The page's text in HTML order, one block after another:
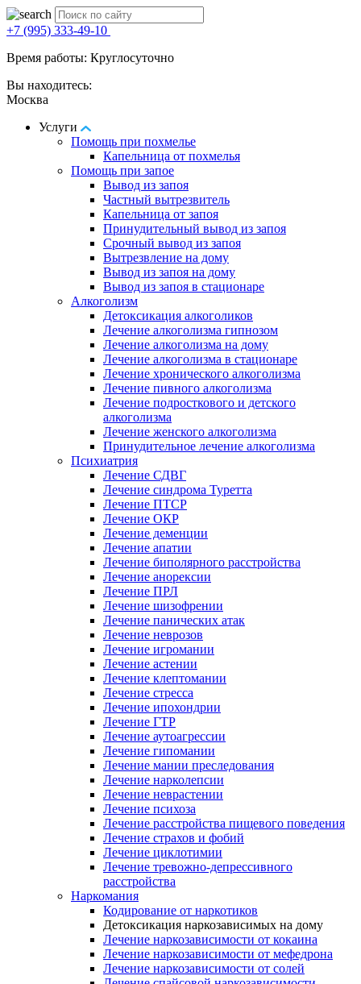
+7 (995) 333-49-10
Время работы: Круглосуточно
Вы находитесь:
Москва
Услуги
Помощь при похмелье
Капельница от похмелья
Помощь при запое
Вывод из запоя
Частный вытрезвитель
Капельница от запоя
Принудительный вывод из запоя
Срочный вывод из запоя
Вытрезвление на дому
Вывод из запоя на дому
Вывод из запоя в стационаре
Алкоголизм
Детоксикация алкоголиков
Лечение алкоголизма гипнозом
Лечение алкоголизма на дому
Лечение алкоголизма в стационаре
Лечение хронического алкоголизма
Лечение пивного алкоголизма
Лечение подросткового и детского
алкоголизма
Лечение женского алкоголизма
Принудительное лечение алкоголизма
Психиатрия
Лечение СДВГ
Лечение синдрома Туретта
Лечение ПТСР
Лечение ОКР
Лечение деменции
Лечение апатии
Лечение биполярного расстройства
Лечение анорексии
Лечение ПРЛ
Лечение шизофрении
Лечение панических атак
Лечение неврозов
Лечение игромании
Лечение астении
Лечение клептомании
Лечение стресса
Лечение ипохондрии
Лечение ГТР
Лечение аутоагрессии
Лечение гипомании
Лечение мании преследования
Лечение нарколепсии
Лечение неврастении
Лечение психоза
Лечение расстройства пищевого поведения
Лечение страхов и фобий
Лечение циклотимии
Лечение тревожно-депрессивного
расстройства
Наркомания
Кодирование от наркотиков
Детоксикация наркозависимых на дому
Лечение наркозависимости от кокаина
Лечение наркозависимости от мефедрона
Лечение наркозависимости от солей